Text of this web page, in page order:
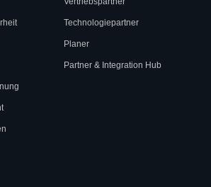
Technologiepartner
Planer
Partner & Integration Hub